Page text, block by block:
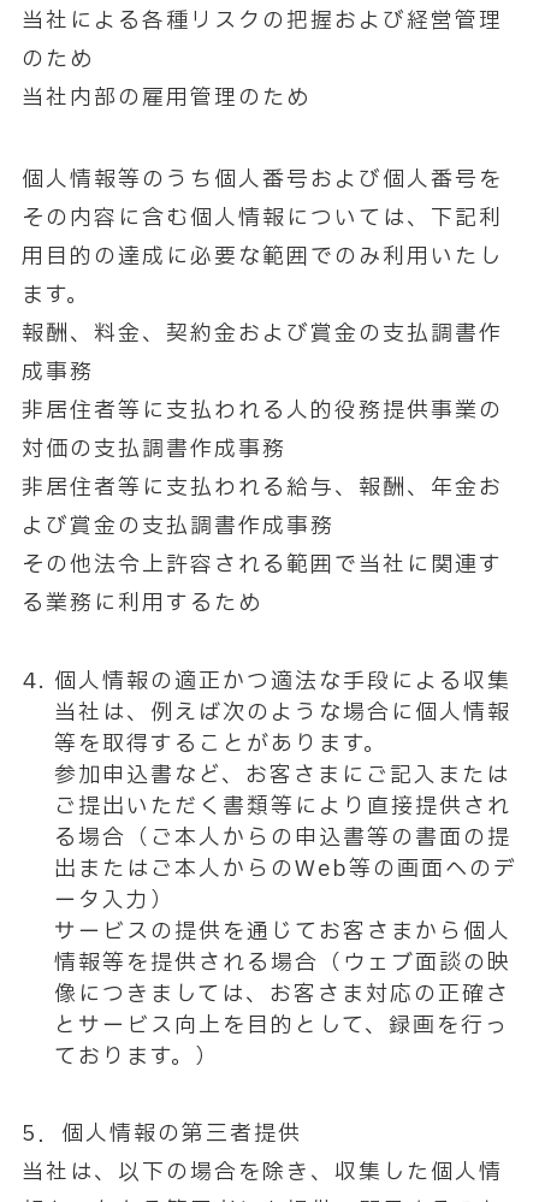
当社による各種リスクの把握および経営管理
のため
当社内部の雇用管理のため
個人情報等のうち個人番号および個人番号を
その内容に含む個人情報については、下記利
用目的の達成に必要な範囲でのみ利用いたし
ます。
報酬、料金、契約金および賞金の支払調書作
成事務
非居住者等に支払われる人的役務提供事業の
対価の支払調書作成事務
非居住者等に支払われる給与、報酬、年金お
よび賞金の支払調書作成事務
その他法令上許容される範囲で当社に関連す
る業務に利用するため
個人情報の適正かつ適法な手段による収集
当社は、例えば次のような場合に個人情報
等を取得することがあります。
参加申込書など、お客さまにご記入または
ご提出いただく書類等により直接提供され
る場合（ご本人からの申込書等の書面の提
出またはご本人からのWeb等の画面へのデ
ータ入力）
サービスの提供を通じてお客さまから個人
情報等を提供される場合（ウェブ面談の映
像につきましては、お客さま対応の正確さ
とサービス向上を目的として、録画を行っ
ております。）
5．個人情報の第三者提供
当社は、以下の場合を除き、収集した個人情